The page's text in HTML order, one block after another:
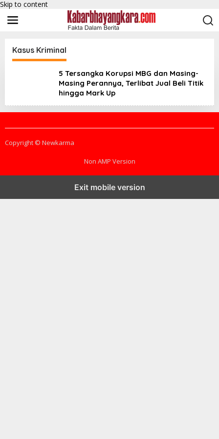
Skip to content
Kasus Kriminal
5 Tersangka Korupsi MBG dan Masing-
Masing Perannya, Terlibat Jual Beli Titik
hingga Mark Up
Copyright © Newkarma
Non AMP Version
Exit mobile version